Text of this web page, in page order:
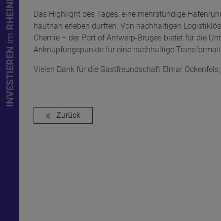
Das Highlight des Tages: eine mehrstündige
hautnah erleben durften. Von nachhaltigen
Chemie – der Port of Antwerp-Bruges bietet für die
Anknüpfungspunkte für eine nachhaltige
Vielen Dank für die Gastfreundschaft Elmar
Zurück
INVESTIEREN
im